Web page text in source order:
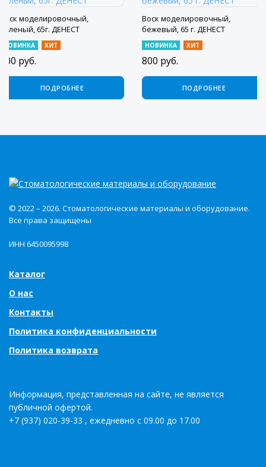
Воск моделировочный,
зеленый, 65г. ДЕНЕСТ
НОВИНКА ХИТ
800 руб.
ПОДРОБНЕЕ
Воск моделировочный,
бежевый, 65 г. ДЕНЕСТ
НОВИНКА ХИТ
800 руб.
ПОДРОБНЕЕ
© 2022 – 2026. Стоматологические материалы и оборудование.
Все права защищены
ИНН 6450095998
Каталог
О нас
Контакты
Политика конфиденциальности
Политика возврата
Информация, представленная на сайте, не является
публичной офертой.
+7 (937) 020-39-33 , ежедневно с 09.00 до 17.00